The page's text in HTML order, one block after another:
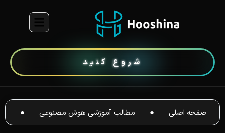
شروع کنید
صفحه اصلی ● مطالب آموزشی هوش مصنوعی ●